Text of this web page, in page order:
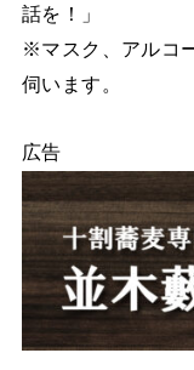
話を！」
※マスク、アルコ
伺います。
広告